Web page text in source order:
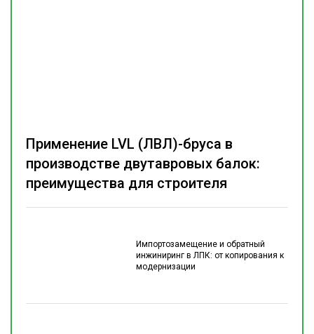
Импортозамещение и обратный
инжиниринг в ЛПК: от копирования к
модернизации
Применение LVL (ЛВЛ)-бруса в
производстве двутавровых балок:
преимущества для строителя